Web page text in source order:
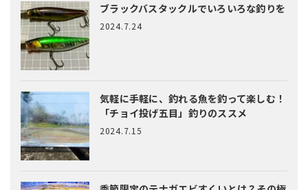
ブラックバスタックルでいろいろな釣りを
2024.7.24
気軽に手軽に、釣れる魚を釣って楽しむ！
「チョイ投げ五目」釣りのススメ
2024.7.15